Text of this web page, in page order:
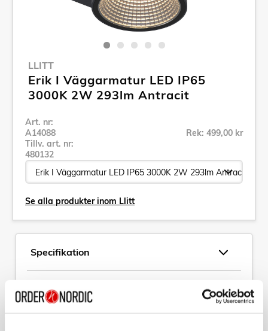
LLITT
Erik I Väggarmatur LED IP65
3000K 2W 293lm Antracit
Art. nr:
A14088
Tillv. art. nr:
480132
Rek: 499,00 kr
Se alla produkter inom Llitt
Specifikation
Beskrivning